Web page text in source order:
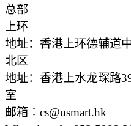
总部
上环
地址：香港上环德辅道
北区
地址：香港上水龙琛路
室
邮箱︰cs@usmart.hk